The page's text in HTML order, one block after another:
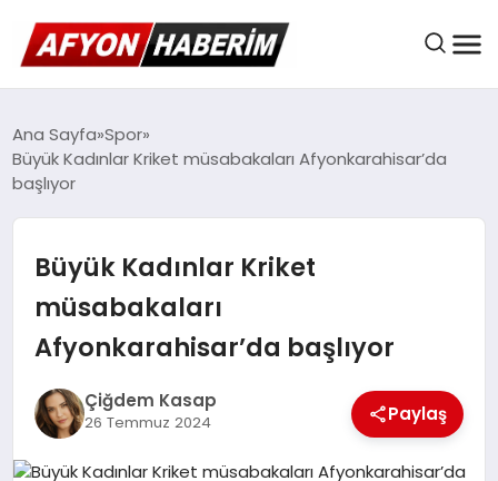
AFYON HABER
GÜNDEM
BELEDIYELER
DÜNYA
Ana Sayfa Spor
Büyük Kadınlar Kriket müsabakaları Afyonkarahisar’da
başlıyor
Büyük Kadınlar Kriket
müsabakaları
Afyonkarahisar’da başlıyor
Çiğdem Kasap
26 Temmuz 2024 Paylaş